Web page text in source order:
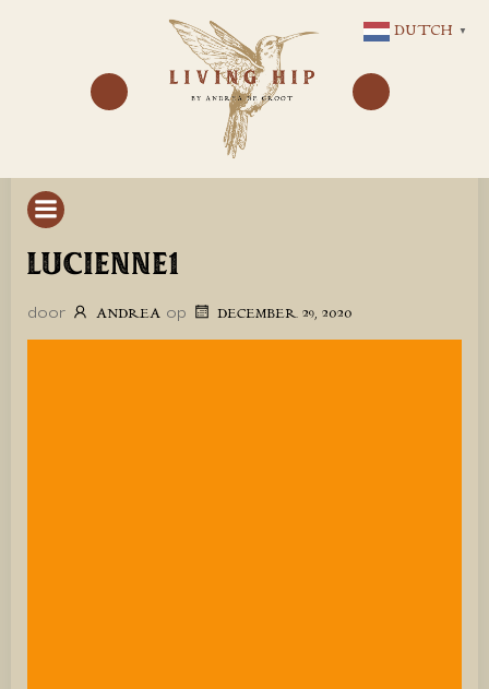
NAAR
DE
INHOUD
LUCIENNE1
door ANDREA op DECEMBER 29, 2020
DUTCH ▼